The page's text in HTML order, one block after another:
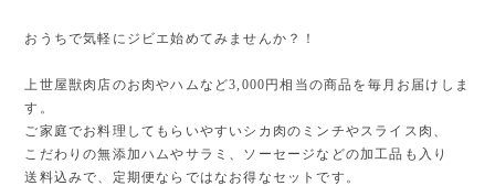
おうちで気軽にジビエ始めてみませんか？！
上世屋獣肉店のお肉やハムなど3,000円相当の商品を毎月お届けしま
す。
ご家庭でお料理してもらいやすいシカ肉のミンチやスライス肉、
こだわりの無添加ハムやサラミ、ソーセージなどの加工品も入り
送料込みで、定期便ならではなお得なセットです。